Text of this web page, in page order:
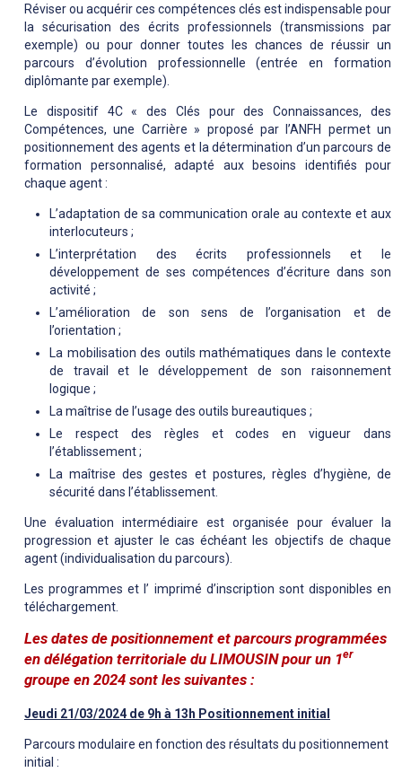
Réviser ou acquérir ces compétences clés est indispensable pour
la sécurisation des écrits professionnels (transmissions par
exemple) ou pour donner toutes les chances de réussir un
parcours d’évolution professionnelle (entrée en formation
diplômante par exemple).
Le dispositif 4C « des Clés pour des Connaissances, des
Compétences, une Carrière » proposé par l’ANFH permet un
positionnement des agents et la détermination d’un parcours de
formation personnalisé, adapté aux besoins identifiés pour
chaque agent :
L’adaptation de sa communication orale au contexte et aux
interlocuteurs ;
L’interprétation des écrits professionnels et le
développement de ses compétences d’écriture dans son
activité ;
L’amélioration de son sens de l’organisation et de
l’orientation ;
La mobilisation des outils mathématiques dans le contexte
de travail et le développement de son raisonnement
logique ;
La maîtrise de l’usage des outils bureautiques ;
Le respect des règles et codes en vigueur dans
l’établissement ;
La maîtrise des gestes et postures, règles d’hygiène, de
sécurité dans l’établissement.
Une évaluation intermédiaire est organisée pour évaluer la
progression et ajuster le cas échéant les objectifs de chaque
agent (individualisation du parcours).
Les programmes et l’ imprimé d’inscription sont disponibles en
téléchargement.
Les dates de positionnement et parcours programmées
en délégation territoriale du LIMOUSIN pour un 1er
groupe en 2024 sont les suivantes :
Jeudi 21/03/2024 de 9h à 13h Positionnement initial
Parcours modulaire en fonction des résultats du positionnement
initial :